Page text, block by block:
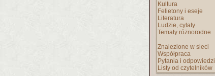
Kultura
Felietony i eseje
Literatura
Ludzie, cytaty
Tematy różnorodne
Znalezione w sieci
Współpraca
Pytania i odpowiedzi
Listy od czytelników